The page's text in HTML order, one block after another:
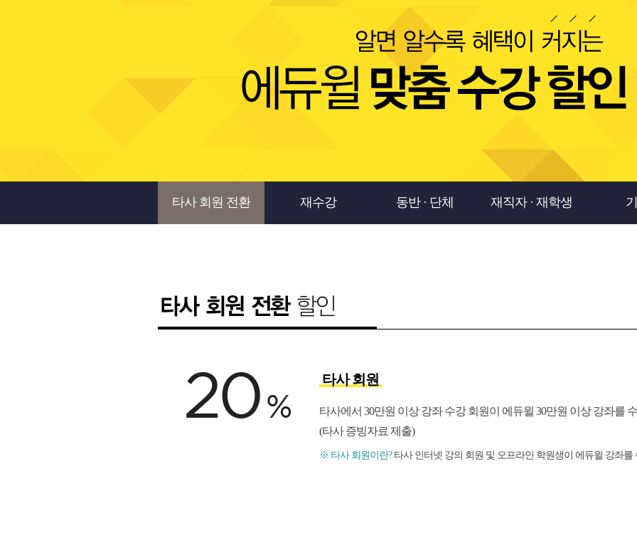
타사 회원 전환 재수강 동반 · 단체 재직자 · 재학생
타사 회원
타사에서 30만원 이상 강좌 수강 회원이 에듀윌 30만원 이상 강좌를
(타사 증빙자료 제출)
※ 타사 회원이란? 타사 인터넷 강의 회원 및 오프라인 학원생이 에듀윌 강좌를